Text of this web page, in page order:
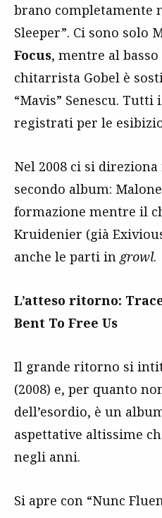
brano completamente
Sleeper”. Ci sono solo
Focus, mentre al
chitarrista Gobel è
“Mavis” Senescu. Tutti i
registrati per le
Nel 2008 ci si
secondo album:
formazione mentre il
Kruidenier (già
anche le parti in growl.
L’atteso ritorno:
Bent To Free Us
Il grande ritorno si
(2008) e, per quanto
dell’esordio, è un
aspettative altissime
negli anni.
Si apre con “Nunc